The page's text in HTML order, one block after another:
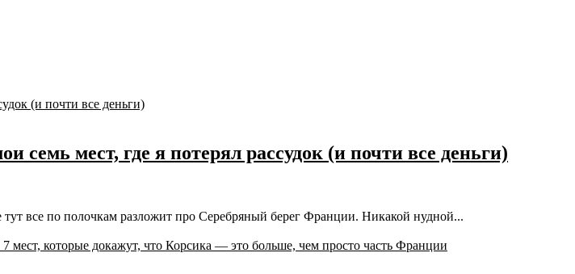
мест, где я потерял рассудок (и почти все деньги)
все по полочкам разложит про Серебряный берег Франции. Никакой нудной...